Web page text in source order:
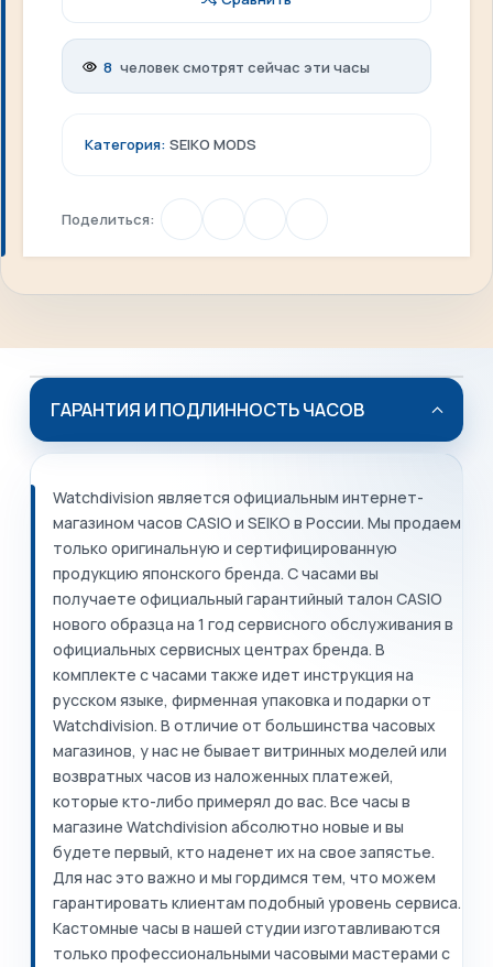
8 человек смотрят сейчас эти часы
Категория: SEIKO MODS
Поделиться:
ГАРАНТИЯ И ПОДЛИННОСТЬ ЧАСОВ
Watchdivision является официальным интернет-
магазином часов CASIO и SEIKO в России. Мы продаем
только оригинальную и сертифицированную
продукцию японского бренда. С часами вы
получаете официальный гарантийный талон CASIO
нового образца на 1 год сервисного обслуживания в
официальных сервисных центрах бренда. В
комплекте с часами также идет инструкция на
русском языке, фирменная упаковка и подарки от
Watchdivision. В отличие от большинства часовых
магазинов, у нас не бывает витринных моделей или
возвратных часов из наложенных платежей,
которые кто-либо примерял до вас. Все часы в
магазине Watchdivision абсолютно новые и вы
будете первый, кто наденет их на свое запястье.
Для нас это важно и мы гордимся тем, что можем
гарантировать клиентам подобный уровень сервиса.
Кастомные часы в нашей студии изготавливаются
только профессиональными часовыми мастерами с